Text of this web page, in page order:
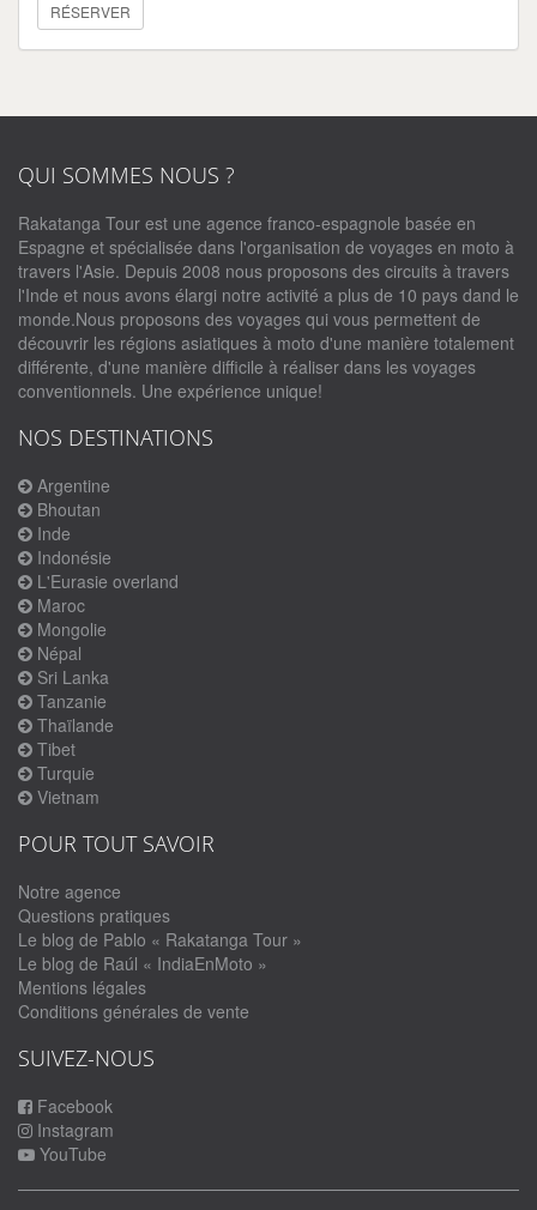
RÉSERVER
QUI SOMMES NOUS ?
Rakatanga Tour est une agence franco-espagnole basée en
Espagne et spécialisée dans l'organisation de voyages en moto à
travers l'Asie. Depuis 2008 nous proposons des circuits à travers
l'Inde et nous avons élargi notre activité a plus de 10 pays dand le
monde.Nous proposons des voyages qui vous permettent de
découvrir les régions asiatiques à moto d'une manière totalement
différente, d'une manière difficile à réaliser dans les voyages
conventionnels. Une expérience unique!
NOS DESTINATIONS
Argentine
Bhoutan
Inde
Indonésie
L'Eurasie overland
Maroc
Mongolie
Népal
Sri Lanka
Tanzanie
Thaïlande
Tibet
Turquie
Vietnam
POUR TOUT SAVOIR
Notre agence
Questions pratiques
Le blog de Pablo « Rakatanga Tour »
Le blog de Raúl « IndiaEnMoto »
Mentions légales
Conditions générales de vente
SUIVEZ-NOUS
Facebook
Instagram
YouTube